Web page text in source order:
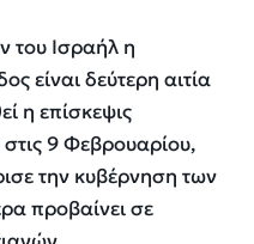
του Ισραήλ η
είναι δεύτερη αιτία
η επίσκεψις
9 Φεβρουαρίου,
την κυβέρνηση των
προβαίνει σε